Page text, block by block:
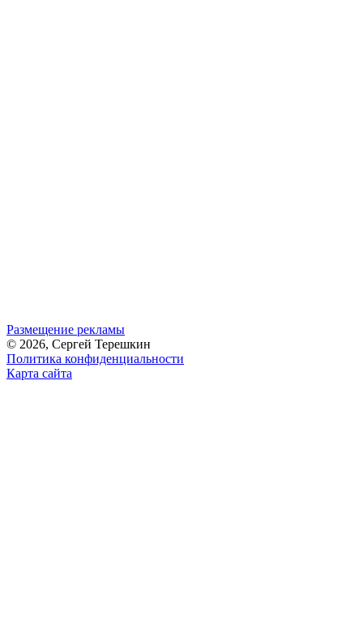
Размещение рекламы
© 2026, Сергей Терешкин
Политика конфиденциальности
Карта сайта